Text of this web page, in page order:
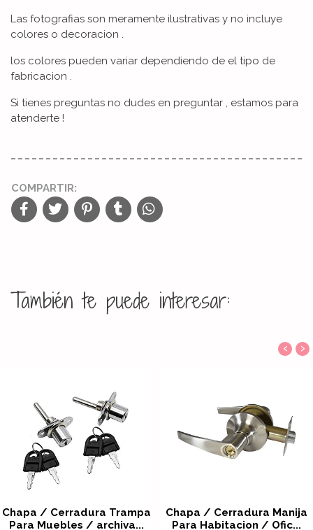
Las fotografias son meramente ilustrativas y no incluye
colores o decoracion .
los colores pueden variar dependiendo de el tipo de
fabricacion .
Si tienes preguntas no dudes en preguntar , estamos para
atenderte !
COMPARTIR:
También te puede interesar:
Chapa / Cerradura Trampa
Para Muebles / archiva...
Chapa / Cerradura Manija
Para Habitacion / Ofic...
‹ ›